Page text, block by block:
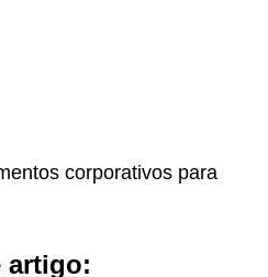
corporativos para
artigo: